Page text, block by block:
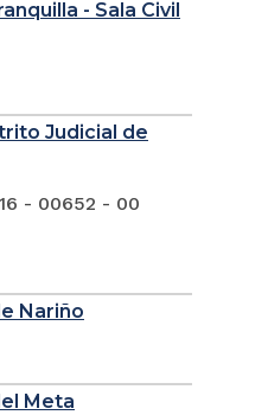
- Sala Civil
Judicial de
- 00652 - 00
Nariño
Meta